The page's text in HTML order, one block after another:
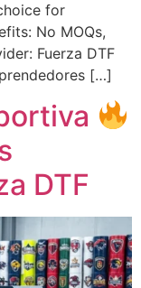
for
No MOQs,
Fuerza DTF
[…]
DTF